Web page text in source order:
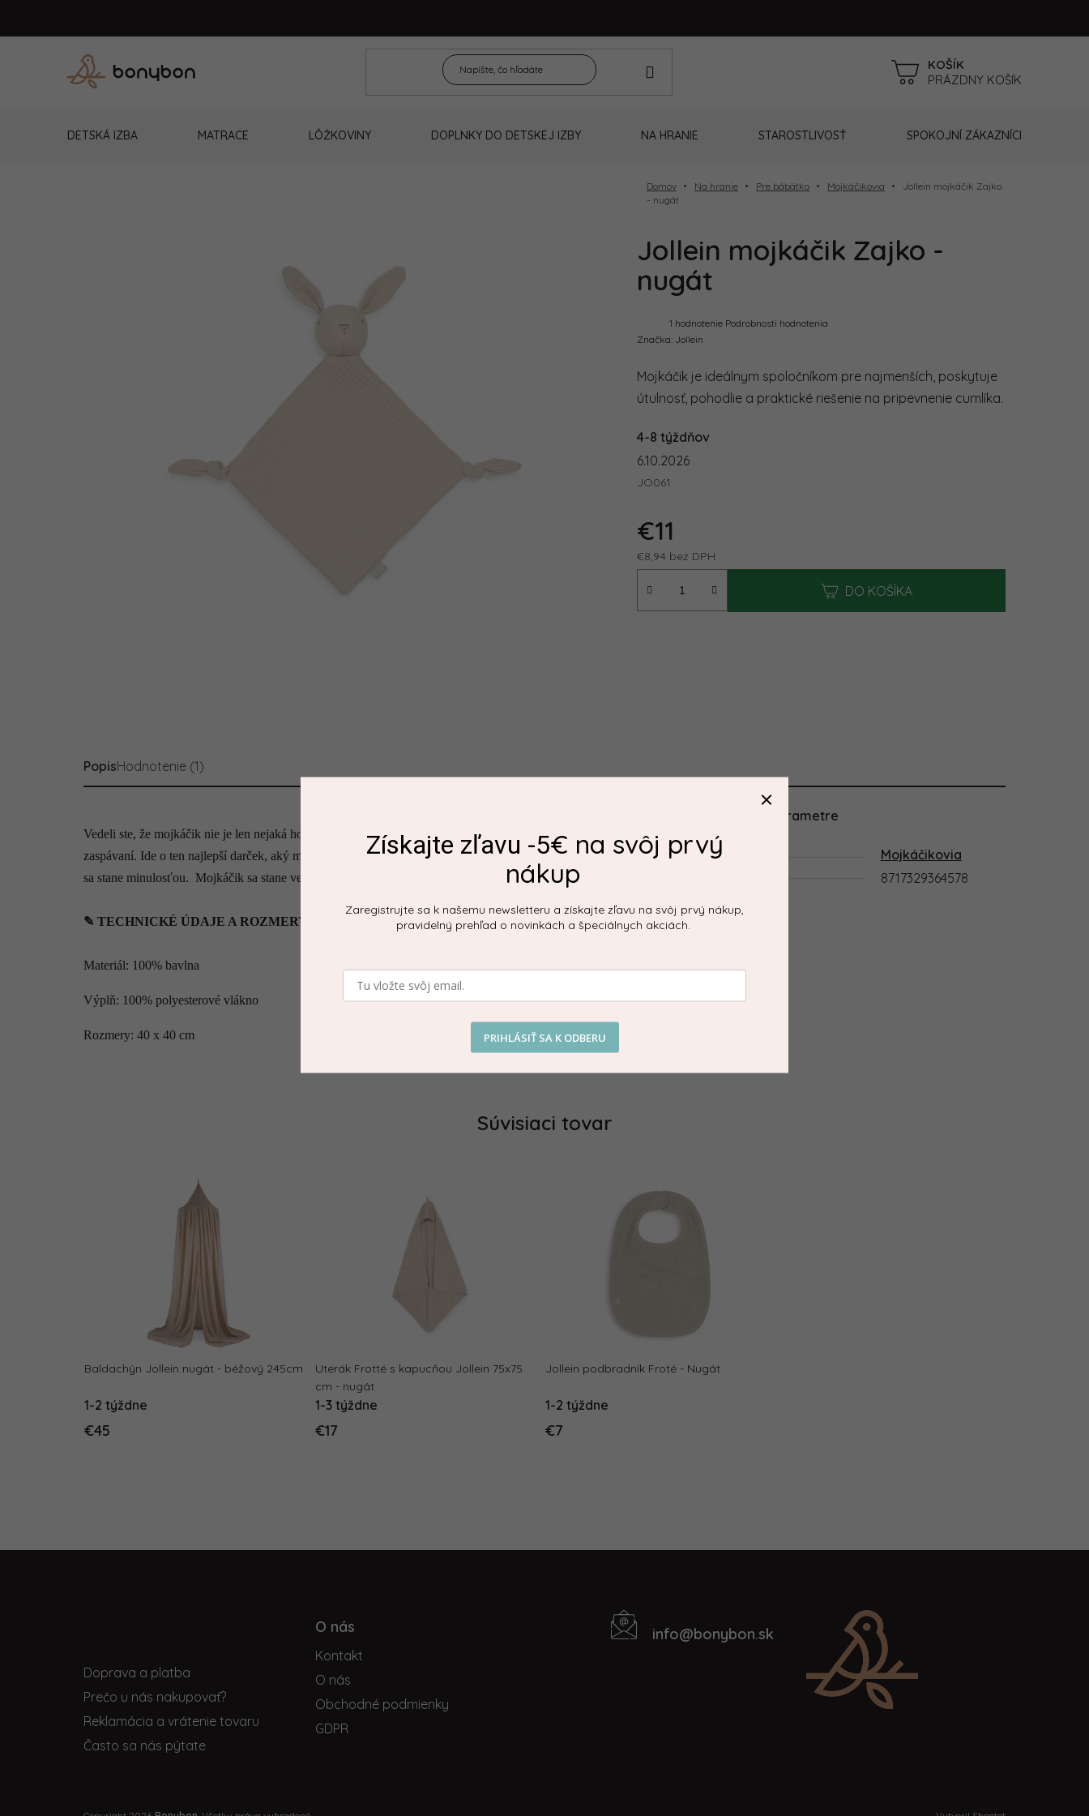
NÁKUPNÝPRÁZDNY KOŠÍK
DETSKÁ IZBA MATRACE LÔŽKOVINY DOPLNKY DO DETSKEJ IZBY NA HRANIE STAROSTLIVOSŤ SPOKOJNÍ ZÁKAZNÍCI
Domov Na hranie Pre bábätko Mojkáčikovia
Jollein mojkáčik Zajko
- nugát
Jollein mojkáčik Zajko -
nugát
Priemerné
produktu
5,0
z
5
hviezdičiek.
1 hodnotenie Podrobnosti hodnotenia
Značka: Jollein
Mojkáčik je ideálnym spoločníkom pre najmenších, poskytuje
útulnosť, pohodlie a praktické riešenie na pripevnenie cumlíka.
4-8 týždňov
6.10.2026
JO061
€11
€8,94 bez DPH
DO KOŠÍKA
PopisHodnotenie (1)
Vedeli ste, že mojkáčik nie je len nejaká hocijaka hračka, ale je špeciálne navrhnutý pre najmenšie detičky? Služi na maznanie, utíšenie a ako verný priateľ pri
zaspávaní. Ide o ten najlepší darček, aký môžete novorodencovi darovať. Na mojkáčika môžete ľahko pripevniť cumlík alebo hryzátko, takže ich neustále hľadanie
✎ TECHNICKÉ ÚDAJE A ROZMERY
Materiál: 100% bavlna
Výplň: 100% polyesterové vlákno
Rozmery: 40 x 40 cm
Dodatočné parametre
Kategória
Mojkáčikovia
8717329364578
Súvisiaci tovar
Baldachýn Jollein nugát - béžový 245cm
1-2 týždne
€45
Uterák Frotté s kapucňou Jollein 75x75
cm - nugát
1-3 týždne
€17
Jollein podbradník Froté - Nugát
1-2 týždne
€7
Doprava a platba
Prečo u nás nakupovať?
Reklamácia a vrátenie tovaru
Často sa nás pýtate
O nás
Kontakt
O nás
Obchodné podmienky
GDPR
info@bonybon.sk
Získajte zľavu -5€ na svôj prvý
nákup
Zaregistrujte sa k našemu newsletteru a získajte zľavu na svôj prvý nákup,
pravidelný prehľad o novinkách a špeciálnych akciách.
PRIHLÁSIŤ SA K ODBERU